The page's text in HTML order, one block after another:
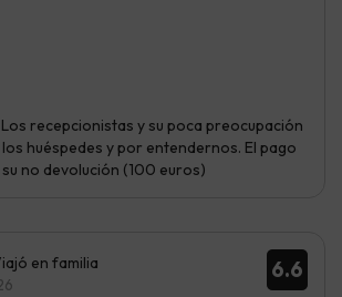
recepcionistas y su poca preocupación
huéspedes y por entendernos. El pago
no devolución (100 euros)
6.6
en familia